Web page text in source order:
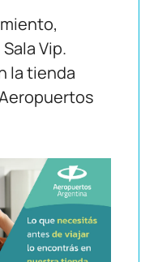
Vip.
la tienda